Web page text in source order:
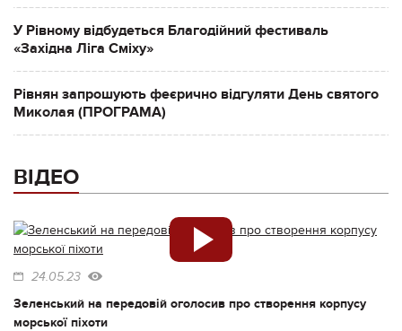
У Рівному відбудеться Благодійний фестиваль
«Західна Ліга Сміху»
Рівнян запрошують феєрично відгуляти День святого
Миколая (ПРОГРАМА)
ВІДЕО
24.05.23
Зеленський на передовій оголосив про створення корпусу
морської піхоти